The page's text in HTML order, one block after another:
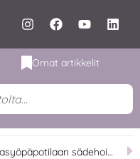
Omat artikkelit
Rintasyöpäpotilaan sädehoito